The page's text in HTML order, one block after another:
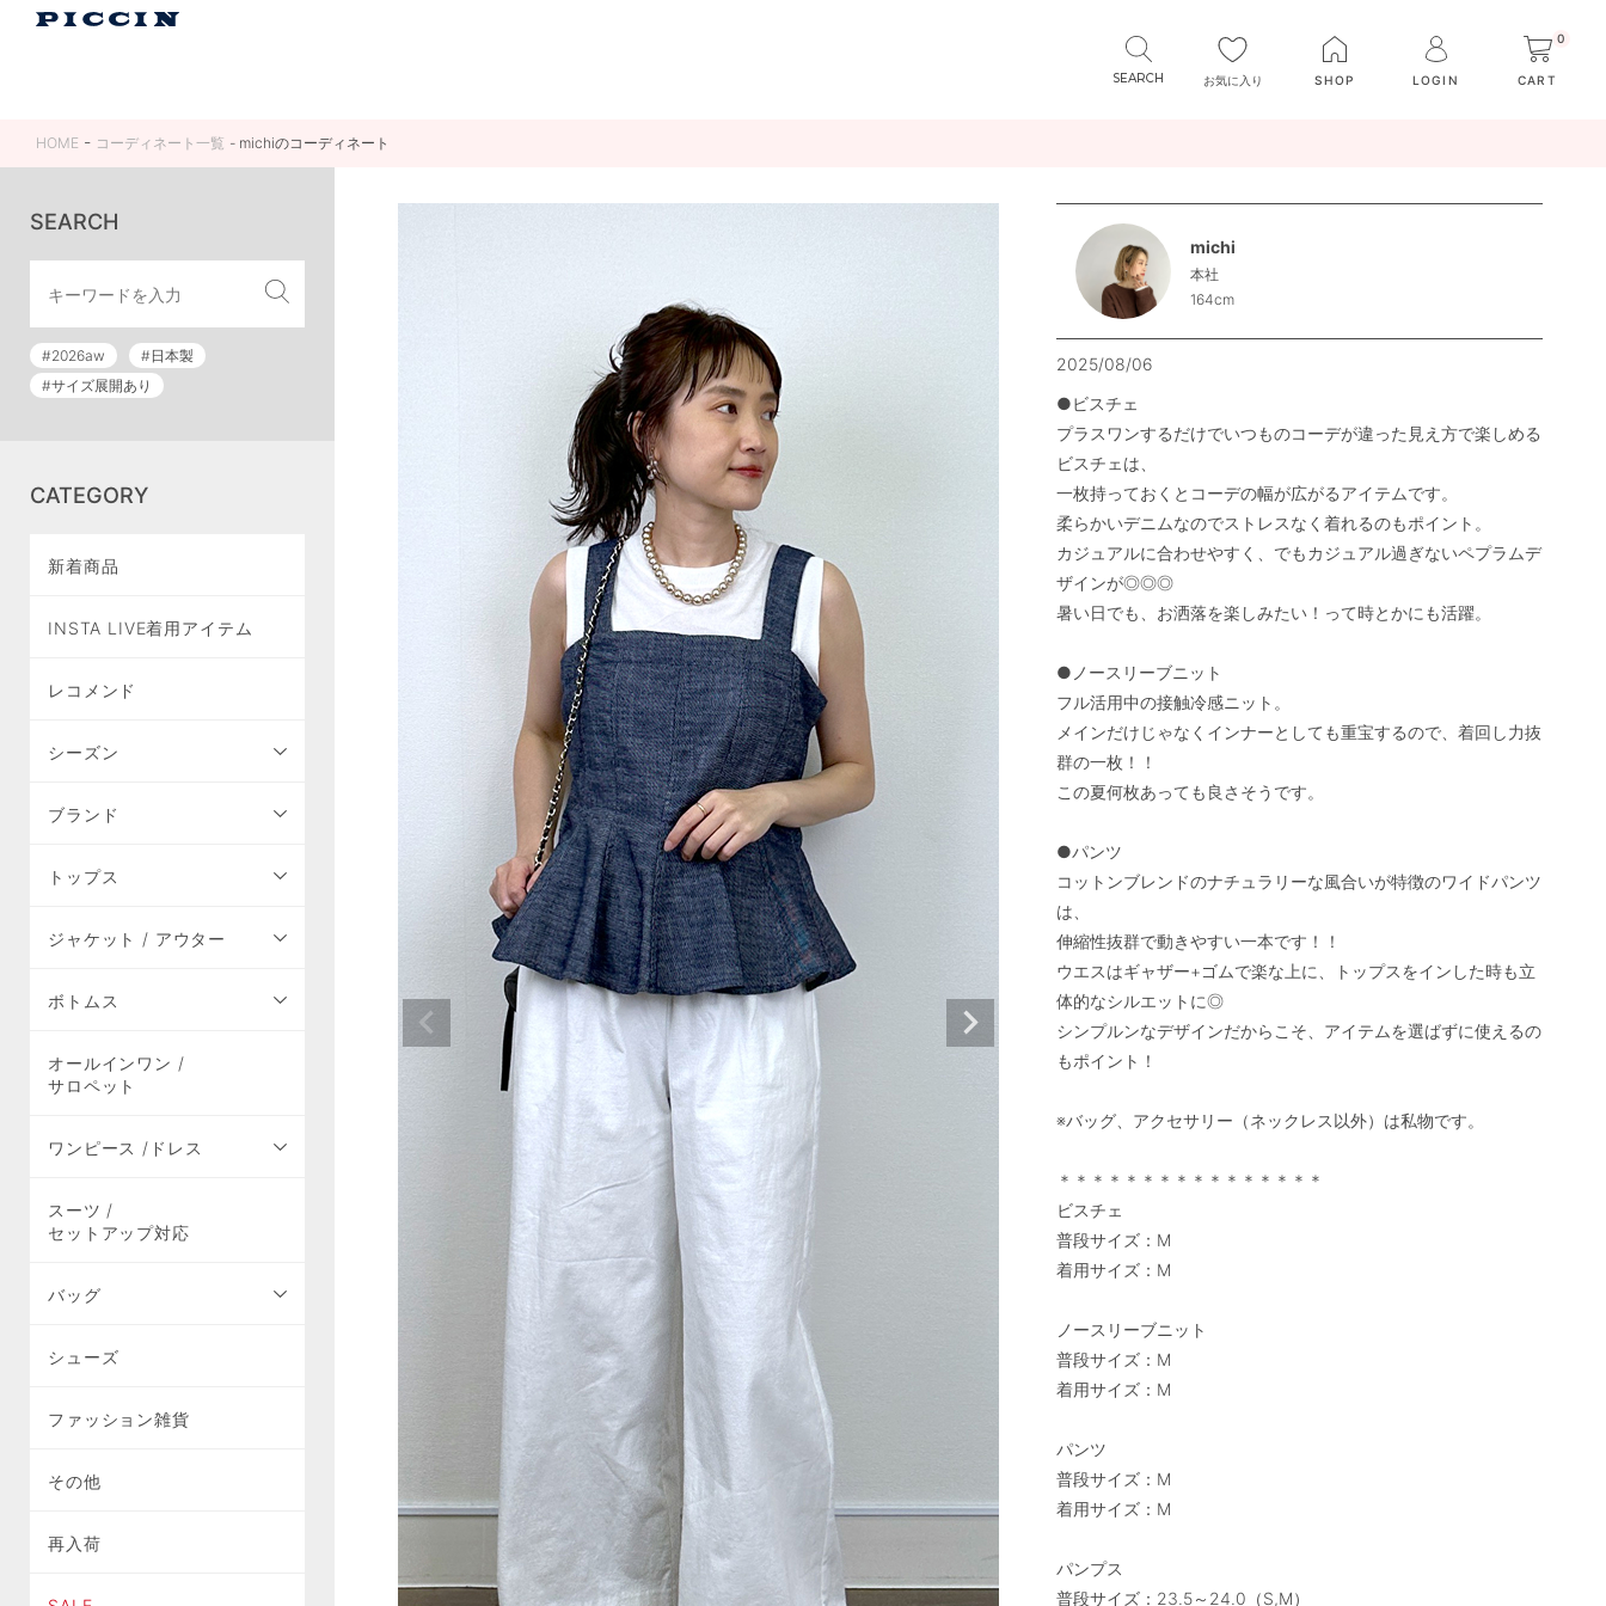
お気に入り SHOP LOGIN
0
CART
HOME コーディネート一覧 michiのコーディネート
SEARCH
#2026aw
#日本製
#サイズ展開あり
CATEGORY
新着商品
INSTA LIVE着用アイテム
レコメンド
シーズン
ブランド
トップス
ジャケット / アウター
ボトムス
オールインワン /
サロペット
ワンピース /ドレス
スーツ /
セットアップ対応
バッグ
シューズ
ファッション雑貨
その他
再入荷
michi
本社
164cm
2025/08/06
●ビスチェ
プラスワンするだけでいつものコーデが違った見え方で楽しめる
ビスチェは、
一枚持っておくとコーデの幅が広がるアイテムです。
柔らかいデニムなのでストレスなく着れるのもポイント。
カジュアルに合わせやすく、でもカジュアル過ぎないペプラムデ
ザインが◎◎◎
暑い日でも、お洒落を楽しみたい！って時とかにも活躍。
●ノースリーブニット
フル活用中の接触冷感ニット。
メインだけじゃなくインナーとしても重宝するので、着回し力抜
群の一枚！！
この夏何枚あっても良さそうです。
●パンツ
コットンブレンドのナチュラリーな風合いが特徴のワイドパンツ
は、
伸縮性抜群で動きやすい一本です！！
ウエスはギャザー+ゴムで楽な上に、トップスをインした時も立
体的なシルエットに◎
シンプルンなデザインだからこそ、アイテムを選ばずに使えるの
もポイント！
※バッグ、アクセサリー（ネックレス以外）は私物です。
＊＊＊＊＊＊＊＊＊＊＊＊＊＊＊＊
ビスチェ
普段サイズ：M
着用サイズ：M
ノースリーブニット
普段サイズ：M
着用サイズ：M
パンツ
普段サイズ：M
着用サイズ：M
パンプス
普段サイズ：23.5～24.0（S,M）